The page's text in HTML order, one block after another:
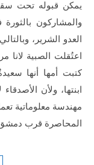
يمكن قبوله تحت
والمشاركون
العدو الشرير،
اعتُقلت الصبية لانا
كتبت أمها أنها
ابنتها، ولأن
مهندسة معلوماتية
المحاصرة قرب دمشق.